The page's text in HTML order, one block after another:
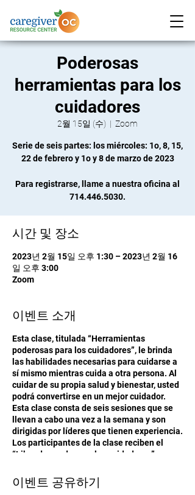
Poderosas
herramientas para los
cuidadores
2월 15일 (수)
  |
Zoom
Serie de seis partes: los miércoles: 1o, 8, 15,
22 de febrero y 1o y 8 de marzo de 2023
Para registrarse, llame a nuestra oficina al
714.446.5030.
시간 및 장소
2023년 2월 15일 오후 1:30 – 2023년 2월 16
일 오후 3:00
Zoom
이벤트 소개
Esta clase, titulada “Herramientas
poderosas para los cuidadores”, le brinda
las habilidades necesarias para cuidarse a
sí mismo mientras cuida a otra persona. Al
cuidar de su propia salud y bienestar, usted
podrá convertirse en un mejor cuidador.
Esta clase consta de seis sesiones que se
llevan a cabo una vez a la semana y son
dirigidas por líderes que tienen experiencia.
Los participantes de la clase reciben el
“Libro de ayuda para los cuidadores” para
adicionales para el cuidador.
이벤트 공유하기